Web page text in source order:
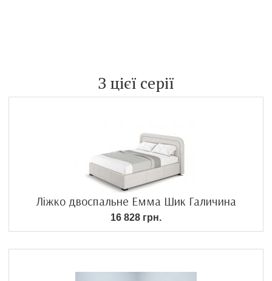
З цієї серії
Ліжко двоспальне Емма Шик Галичина
16 828 грн.